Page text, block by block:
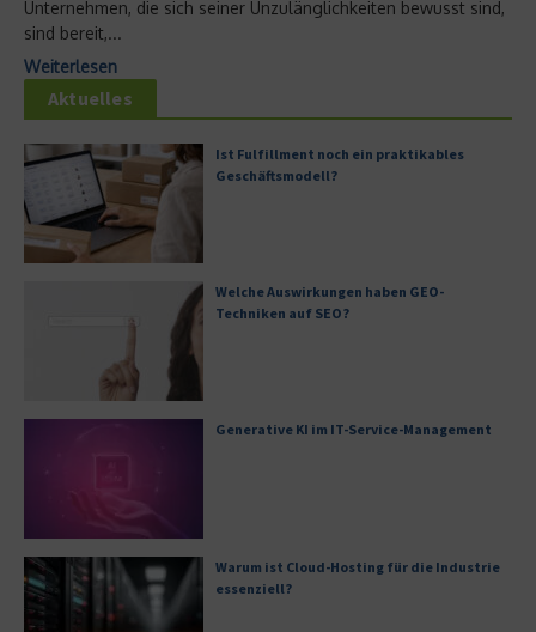
Unternehmen, die sich seiner Unzulänglichkeiten bewusst sind,
sind bereit,...
Weiterlesen
Aktuelles
Ist Fulfillment noch ein praktikables
Geschäftsmodell?
Welche Auswirkungen haben GEO-
Techniken auf SEO?
Generative KI im IT-Service-Management
Warum ist Cloud-Hosting für die Industrie
essenziell?